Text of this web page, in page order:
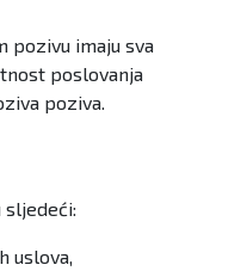
pozivu imaju sva
poslovanja
poziva.
sljedeći:
uslova,